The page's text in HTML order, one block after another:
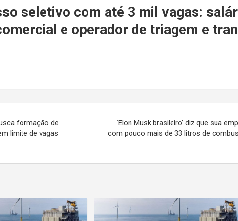
seletivo com até 3 mil vagas:
e operador de triagem e
formação de
limite de vagas
‘Elon Musk brasileiro’ diz que sua
com pouco mais de 33 litros de